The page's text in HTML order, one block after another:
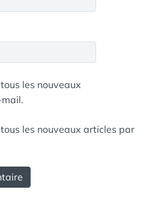
les nouveaux
les nouveaux articles par